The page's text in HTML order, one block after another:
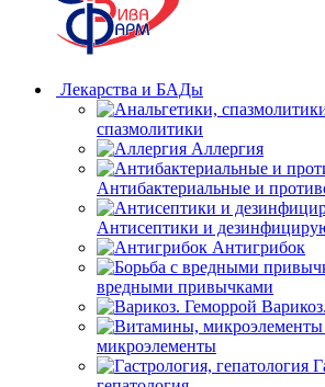
Лекарства и БАДы
спазмолитики
Аллергия
Антибактериальные и
Антисептики и
Антигрибок
вредными привычками
микроэлементы